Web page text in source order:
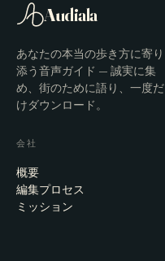
Audiala
あなたの本当の歩き方に寄り
添う音声ガイド — 誠実に集
め、街のために語り、一度だ
けダウンロード。
会社
概要
編集プロセス
ミッション